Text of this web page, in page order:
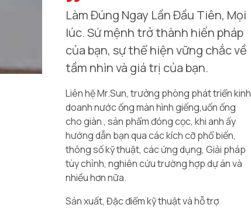
Làm Đúng Ngay Lần Đầu Tiên, Mọi
lúc. Sứ mệnh trở thành hiến pháp
của bạn, sự thể hiện vững chắc về
tầm nhìn và giá trị của bạn.
Liên hệ Mr.Sun, trưởng phòng phát triển kinh
doanh nướcống màn hình giếng,uốn ống
cho giàn , sản phẩm đóng cọc, khi anh ấy
hướng dẫn bạn qua các kích cỡ phổ biến,
thông số kỹ thuật, các ứng dụng, Giải pháp
tùy chỉnh, nghiên cứu trường hợp dự án và
nhiều hơn nữa.
Sản xuất, Đặc điểm kỹ thuật và hỗ trợ